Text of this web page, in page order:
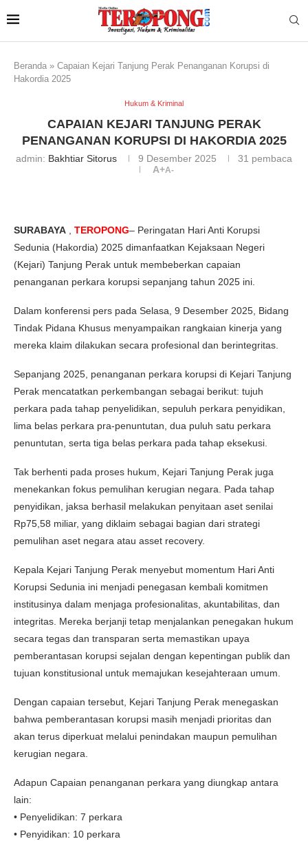
Beranda » Capaian Kejari Tanjung Perak Penanganan Korupsi di
Hakordia 2025
Hukum & Kriminal
CAPAIAN KEJARI TANJUNG PERAK
PENANGANAN KORUPSI DI HAKORDIA 2025
admin: Bakhtiar Sitorus 9 Desember 2025 31 pembaca
A+A-
SURABAYA TEROPONG– Peringatan Hari Anti Korupsi
Sedunia (Hakordia) 2025 dimanfaatkan Kejaksaan Negeri
(Kejari) Tanjung Perak untuk membeberkan capaian
penanganan perkara korupsi sepanjang tahun 2025 ini.
Dalam konferensi pers pada Selasa, 9 Desember 2025, Bidang
Tindak Pidana Khusus menyampaikan rangkaian kinerja yang
mereka klaim dilakukan secara profesional dan berintegritas.
Sepanjang 2025, penanganan perkara korupsi di Kejari Tanjung
Perak mencatatkan perkembangan sebagai berikut: tujuh
perkara pada tahap penyelidikan, sepuluh perkara penyidikan,
lima belas perkara pra-penuntutan, dua puluh satu perkara
penuntutan, serta tiga belas perkara pada tahap eksekusi.
Tak berhenti pada proses hukum, Kejari Tanjung Perak juga
menekankan fokus pemulihan kerugian negara. Pada tahap
penyidikan, jaksa berhasil melakukan penyitaan aset senilai
Rp75,58 miliar, yang diklaim sebagai bagian dari strategi
pemulihan aset negara atau asset recovery.
Kepala Kejari Tanjung Perak menyebut momentum Hari Anti
Korupsi Sedunia ini menjadi penegasan kembali komitmen
institusinya dalam menjaga profesionalitas, akuntabilitas, dan
integritas. Mereka berjanji tetap menjalankan penegakan hukum
secara tegas dan transparan serta memastikan upaya
pemberantasan korupsi sejalan dengan kepentingan publik dan
tujuan konstitusional untuk memajukan kesejahteraan umum.
Dengan capaian tersebut, Kejari Tanjung Perak menegaskan
bahwa pemberantasan korupsi masih menjadi prioritas dan
akan terus diperkuat melalui penindakan maupun pemulihan
kerugian negara.
Adapun Capaian penanganan perkara yang diungkap antara
lain:
• Penyelidikan: 7 perkara
• Penyidikan: 10 perkara